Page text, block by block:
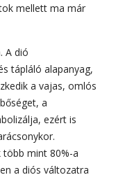
mellett ma már
A dió
tápláló alapanyag,
a vajas, omlós
a
ezért is
több mint 80%-a
a diós változatra